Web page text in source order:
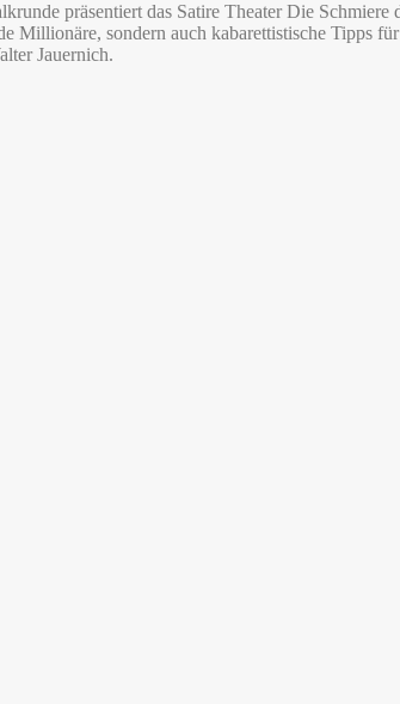
präsentiert das Satire Theater Die
sondern auch kabarettistische Tipps
Jauernich.